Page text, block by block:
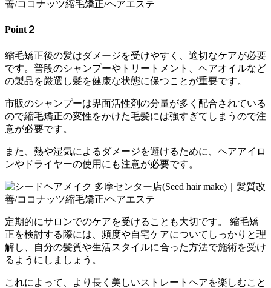
Point２
縮毛矯正後の髪はダメージを受けやすく、適切なケアが必要
です。 普段のシャンプーやトリートメント、 ヘアオイルなど
の製品を厳選し髪を健康な状態に保つことが重要です。
市販のシャンプーは界面活性剤の分量が多く配合されている
ので縮毛矯正の変性をかけた毛髪には強すぎてしまうので注
意が必要です。
また、熱や湿気によるダメージを避けるために、 ヘアアイロ
ンやドライヤーの使用にも注意が必要です。
定期的にサロンでのケアを受けることも大切です。 縮毛矯
正を検討する際には、 頻度や自宅ケアについてしっかりと理
解し、
自分の髪質や生活スタイルに合った方法で施術を受け
るようにしま しょう。
これによって、
より長く美しいストレートヘアを楽しむこと